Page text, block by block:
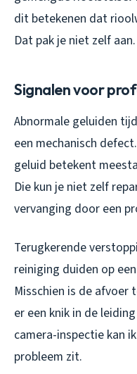
dit betekenen dat
Dat pak je niet zelf aan.
Signalen voor
Abnormale geluiden
een mechanisch
geluid betekent
Die kun je niet zelf
vervanging door een
Terugkerende
reiniging duiden op
Misschien is de
er een knik in de
camera-inspectie kan
probleem zit.